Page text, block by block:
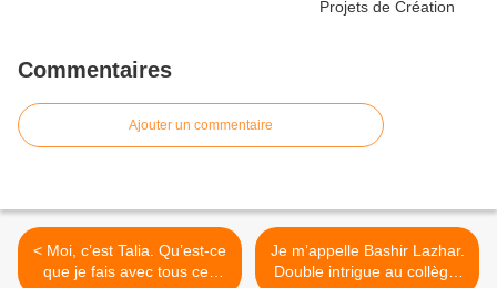
Commentaires
Ajouter un commentaire
< Moi, c’est Talia. Qu’est-ce
que je fais avec tous ces
Je m’appelle Bashir Lazhar.
Double intrigue au collège.